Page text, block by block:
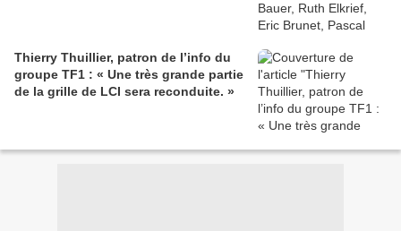
Thierry Thuillier, patron de l’info du
groupe TF1 : « Une très grande partie
de la grille de LCI sera reconduite. »